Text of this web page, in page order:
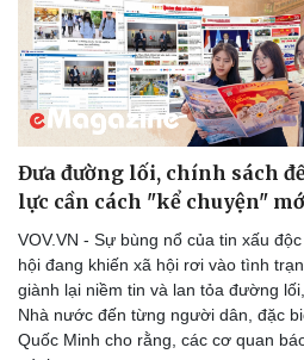
Đưa đường lối, chính sách
lực cần cách "kể chuyện"
VOV.VN - Sự bùng nổ của tin xấu
hội đang khiến xã hội rơi vào tình
giành lại niềm tin và lan tỏa đường
Nhà nước đến từng người dân, đặc
Quốc Minh cho rằng, các cơ quan